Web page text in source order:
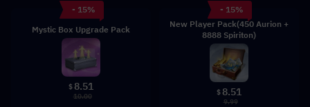
- 15%
Mystic Box Upgrade Pack
$ 8.51
10.00
- 15%
New Player Pack(450 Aurion +
8888 Spiriton)
$ 8.51
9.99